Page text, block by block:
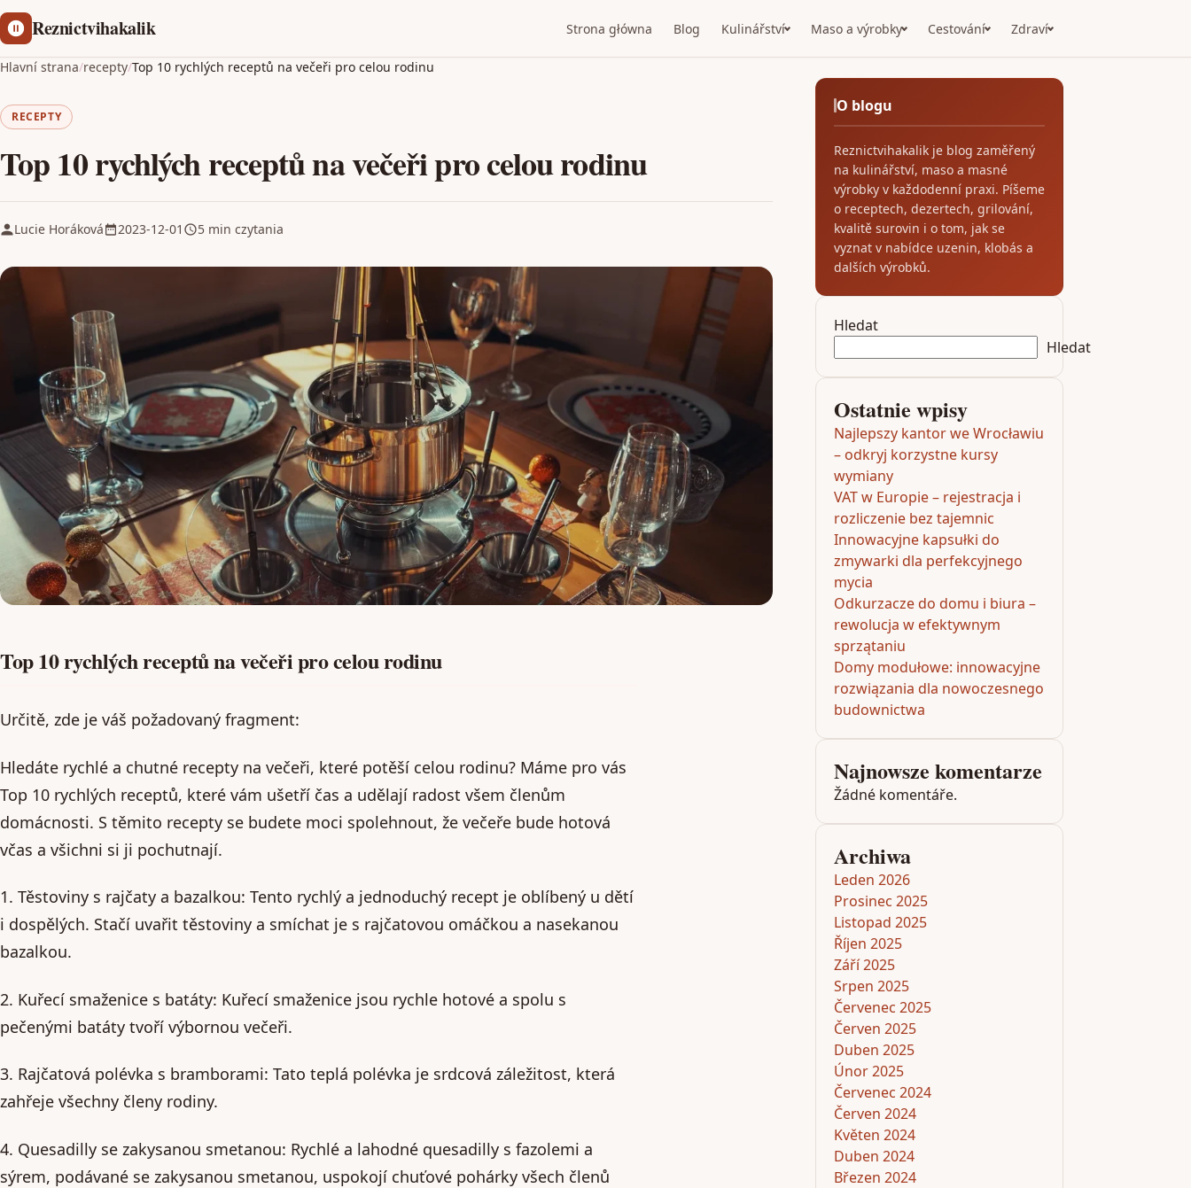
Reznictvihakalik Strona główna Blog Kulinářství Maso a výrobky Cestování Zdraví
Hlavní strana/recepty/Top 10 rychlých receptů na večeři pro celou rodinu
RECEPTY
Top 10 rychlých receptů na večeři pro celou rodinu
Lucie Horáková 2023-12-01 5 min czytania
Top 10 rychlých receptů na večeři pro celou rodinu
Určitě, zde je váš požadovaný fragment:
Hledáte rychlé a chutné recepty na večeři, které potěší celou rodinu? Máme pro vás
Top 10 rychlých receptů, které vám ušetří čas a udělají radost všem členům
domácnosti. S těmito recepty se budete moci spolehnout, že večeře bude hotová
včas a všichni si ji pochutnají.
1. Těstoviny s rajčaty a bazalkou: Tento rychlý a jednoduchý recept je oblíbený u dětí
i dospělých. Stačí uvařit těstoviny a smíchat je s rajčatovou omáčkou a nasekanou
bazalkou.
2. Kuřecí smaženice s batáty: Kuřecí smaženice jsou rychle hotové a spolu s
pečenými batáty tvoří výbornou večeři.
3. Rajčatová polévka s bramborami: Tato teplá polévka je srdcová záležitost, která
zahřeje všechny členy rodiny.
4. Quesadilly se zakysanou smetanou: Rychlé a lahodné quesadilly s fazolemi a
sýrem, podávané se zakysanou smetanou, uspokojí chuťové pohárky všech členů
O blogu
Reznictvihakalik je blog zaměřený
na kulinářství, maso a masné
výrobky v každodenní praxi. Píšeme
o receptech, dezertech, grilování,
kvalitě surovin i o tom, jak se
vyznat v nabídce uzenin, klobás a
dalších výrobků.
Hledat
Hledat
Ostatnie wpisy
Najlepszy kantor we Wrocławiu
– odkryj korzystne kursy
wymiany
VAT w Europie – rejestracja i
rozliczenie bez tajemnic
Innowacyjne kapsułki do
zmywarki dla perfekcyjnego
mycia
Odkurzacze do domu i biura –
rewolucja w efektywnym
sprzątaniu
Domy modułowe: innowacyjne
rozwiązania dla nowoczesnego
budownictwa
Najnowsze komentarze
Žádné komentáře.
Archiwa
Leden 2026
Prosinec 2025
Listopad 2025
Říjen 2025
Září 2025
Srpen 2025
Červenec 2025
Červen 2025
Duben 2025
Únor 2025
Červenec 2024
Červen 2024
Květen 2024
Duben 2024
Březen 2024